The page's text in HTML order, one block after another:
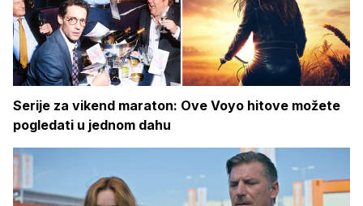
Serije za vikend maraton: Ove Voyo hitove možete
pogledati u jednom dahu